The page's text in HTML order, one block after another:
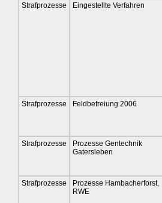
Strafprozesse
Eingestellte Verfahren
Strafprozesse
Feldbefreiung 2006
Strafprozesse
Prozesse Gentechnik
Gatersleben
Strafprozesse
Prozesse Hambacherforst,
RWE